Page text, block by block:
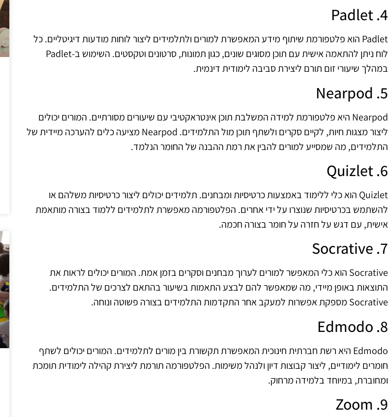
4. Padlet
Padlet הוא פלטפורמת שיתוף מידע המאפשרת למורים ולתלמידים ליצור לוחות מודעות דיגיטליים. כל
לוח ניתן להתאמה אישית עם תוכן מסוגים שונים, כגון תמונות, סרטונים וטקסטים. השימוש ב-Padlet
במהלך שיעורי זום תורם ליצירת סביבה לימודית דינמית.
5. Nearpod
Nearpod היא פלטפורמת למידה המשלבת תוכן אינטראקטיבי עם שיעורים מסורתיים. המורים יכולים
ליצור מצגות חיות, לקיים סקרים ולשתף תוכן מול התלמידים. Nearpod מציעה כלים להערכה מיידית של
התלמידים, מה שמסייע למורים להבין את רמת ההבנה של החומר הנלמד.
6. Quizlet
Quizlet הוא כלי ללימוד באמצעות כרטיסיות ומבחנים. תלמידים יכולים ליצור כרטיסיות משלהם או
להשתמש בכרטיסיות שנוצרו על ידי אחרים. הפלטפורמה מאפשרת לתלמידים ללמוד בצורה מותאמת
אישית, עם דגש על חזרה על חומר בצורה חכמה.
7. Socrative
Socrative הוא כלי המאפשר למורים לערוך מבחנים וסקרים בזמן אמת. המורים יכולים לראות את
התוצאות באופן מיידי, מה שמאפשר להם לבצע התאמות בשיעור בהתאם לצרכים של התלמידים.
Socrative מספקת אפשרות למעקב אחר התקדמות התלמידים בצורה פשוטה ונוחה.
8. Edmodo
Edmodo היא רשת חברתית חינוכית המאפשרת תקשורת בין מורים לתלמידים. המורים יכולים לשתף
חומרים לימודיים, ליצור קבוצות דיון ולנהל משימות. הפלטפורמה תורמת ליצירת קהילה לימודית תומכת
ומחוברת, במיוחד בלמידה מרחוק.
9. Zoom